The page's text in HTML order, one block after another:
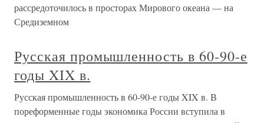
рассредоточилось в просторах Мирового океана — на
Средиземном
Русская промышленность в 60-90-е
годы XIX в.
Русская промышленность в 60-90-е годы XIX в. В
пореформенные годы экономика России вступила в